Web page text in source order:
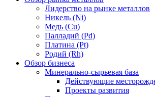
Лидерство на рынке металлов
Никель (Ni)
Медь (Cu)
Палладий (Pd)
Платина (Pt)
Родий (Rh)
Обзор бизнеса
Минерально-сырьевая база
Действующие
Проекты развития